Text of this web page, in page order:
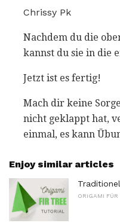
Chrissy Pk
Nachdem du die
kannst du sie in die
Jetzt ist es fertig!
Mach dir keine
nicht geklappt hat,
einmal, es kann
Enjoy similar articles
ORIGAMI FÜR